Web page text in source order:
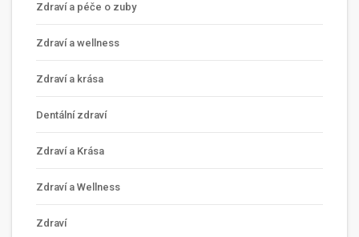
Zdraví a péče o zuby
Zdraví a wellness
Zdraví a krása
Dentální zdraví
Zdraví a Krása
Zdraví a Wellness
Zdraví